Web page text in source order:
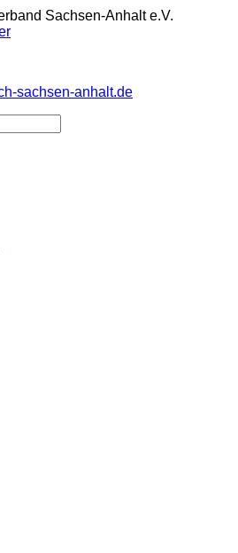
Sachsen-Anhalt e.V.
sachsen-anhalt.de